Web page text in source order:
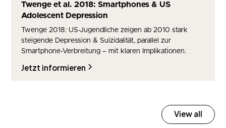
Twenge et al. 2018: Smartphones & US
Adolescent Depression
Twenge 2018: US-Jugendliche zeigen ab 2010 stark
steigende Depression & Suizidalität, parallel zur
Smartphone-Verbreitung – mit klaren Implikationen.
Jetzt informieren
View all